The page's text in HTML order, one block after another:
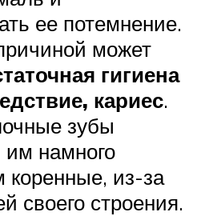
ее потемнение.
может
гигиена
кариес.
зубы
намного
из-за
своего строения.